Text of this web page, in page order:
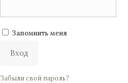
Запомнить меня
Вход
Забыли свой пароль?